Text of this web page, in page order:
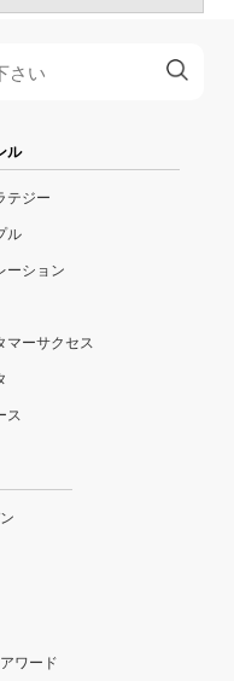
ル
テジー
ル
ーション
マーサクセス
ス
ワード